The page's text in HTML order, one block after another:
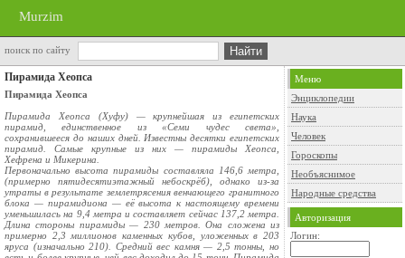
Murzim
поиск по сайту
Пирамида Хеопса
Пирамида Хеопса
Пирамида Хеопса (Хуфу) — крупнейшая из египетских
пирамид, единственное из «Семи чудес света»,
сохранившееся до наших дней. Известны десятки египетских
пирамид. Самые крупные из них — пирамиды Хеопса,
Хефрена и Микерина.
Первоначально высота пирамиды составляла 146,6 метра,
(примерно пятидесятиэтажный небоскрёб), однако из-за
утраты в результате землетрясения венчающего гранитного
блока — пирамидиона — её высота к настоящему времени
уменьшилась на 9,4 метра и составляет сейчас 137,2 метра.
Длина стороны пирамиды — 230 метров. Она сложена из
примерно 2,3 миллионов каменных кубов, уложенных в 203
яруса (изначально 210). Средний вес камня — 2,5 тонны, но
Меню
Энциклопедии
Наука
Человек
Гороскопы
Необъяснимое
Народные средства
Авторизация
Логин: